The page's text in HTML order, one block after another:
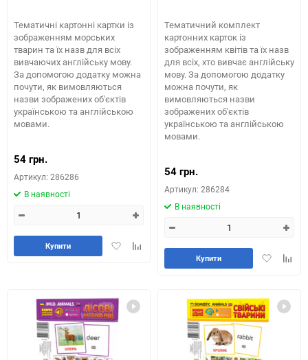
Тематичні картонні картки із
зображенням морських
тварин та їх назв для всіх
вивчаючих англійську мову.
За допомогою додатку можна
почути, як вимовляються
назви зображених об'єктів
українською та англійською
мовами.
54 грн.
Артикул: 286286
В наявності
ДодатиДодайте
Купити
Тематичний комплект
картонних карток із
зображенням квітів та їх назв
для всіх, хто вивчає англійську
мову. За допомогою додатку
можна почути, як
вимовляються назви
зображених об'єктів
українською та англійською
мовами.
54 грн.
Артикул: 286284
В наявності
Додати
Купити